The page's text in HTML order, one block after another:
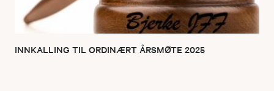
INNKALLING TIL ORDINÆRT ÅRSMØTE 2025